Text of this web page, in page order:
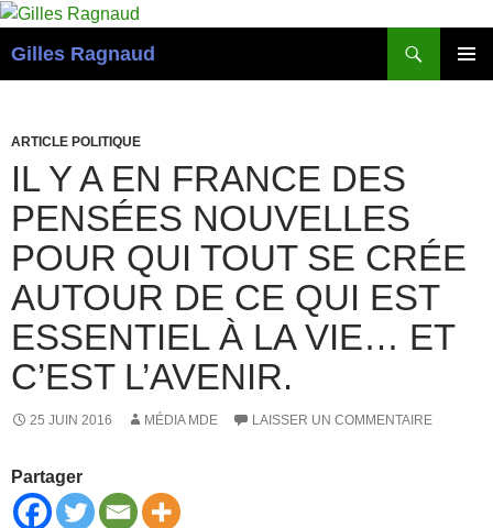
Gilles Ragnaud
ARTICLE POLITIQUE
IL Y A EN FRANCE DES
PENSÉES NOUVELLES
POUR QUI TOUT SE CRÉE
AUTOUR DE CE QUI EST
ESSENTIEL À LA VIE… ET
C’EST L’AVENIR.
25 JUIN 2016 MÉDIA MDE LAISSER UN COMMENTAIRE
Partager